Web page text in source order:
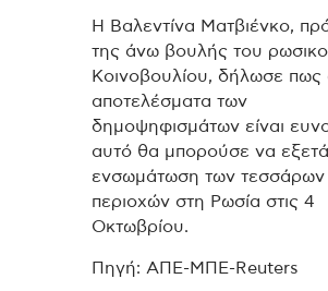
Η Βαλεντίνα Ματβιένκο,
της άνω βουλής του
Κοινοβουλίου, δήλωσε πως
αποτελέσματα των
δημοψηφισμάτων είναι
αυτό θα μπορούσε να
ενσωμάτωση των τεσσάρων
περιοχών στη Ρωσία στις 4
Οκτωβρίου.
Πηγή: ΑΠΕ-ΜΠΕ-Reuters